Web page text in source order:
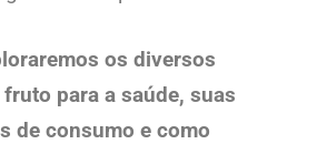
os diversos
para a saúde, suas
de consumo e como